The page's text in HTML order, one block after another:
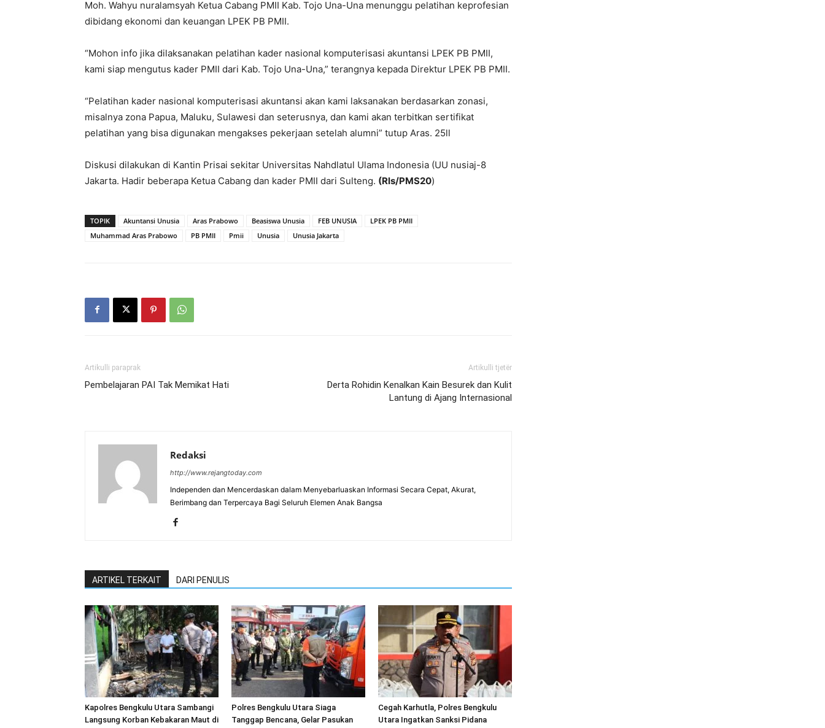
Moh. Wahyu nuralamsyah Ketua Cabang PMII Kab. Tojo Una-Una menunggu pelatihan keprofesian
dibidang ekonomi dan keuangan LPEK PB PMII.
“Mohon info jika dilaksanakan pelatihan kader nasional komputerisasi akuntansi LPEK PB PMII,
kami siap mengutus kader PMII dari Kab. Tojo Una-Una,” terangnya kepada Direktur LPEK PB PMII.
“Pelatihan kader nasional komputerisasi akuntansi akan kami laksanakan berdasarkan zonasi,
misalnya zona Papua, Maluku, Sulawesi dan seterusnya, dan kami akan terbitkan sertifikat
pelatihan yang bisa digunakan mengakses pekerjaan setelah alumni” tutup Aras. 25ll
Diskusi dilakukan di Kantin Prisai sekitar Universitas Nahdlatul Ulama Indonesia (UU nusiaj-8
Jakarta. Hadir beberapa Ketua Cabang dan kader PMII dari Sulteng. (Rls/PMS20)
TOPIK Akuntansi Unusia Aras Prabowo Beasiswa Unusia FEB UNUSIA
LPEK PB PMII
Muhammad Aras Prabowo
PB PMII Pmii Unusia Unusia Jakarta
Artikulli paraprak
Pembelajaran PAI Tak Memikat Hati
Artikulli tjetër
Derta Rohidin Kenalkan Kain Besurek dan Kulit
Lantung di Ajang Internasional
Redaksi
http://www.rejangtoday.com
Independen dan Mencerdaskan dalam Menyebarluaskan Informasi Secara Cepat, Akurat,
Berimbang dan Terpercaya Bagi Seluruh Elemen Anak Bangsa
ARTIKEL TERKAIT DARI PENULIS
Kapolres Bengkulu Utara Sambangi
Langsung Korban Kebakaran Maut di
Polres Bengkulu Utara Siaga
Tanggap Bencana, Gelar Pasukan
Cegah Karhutla, Polres Bengkulu
Utara Ingatkan Sanksi Pidana